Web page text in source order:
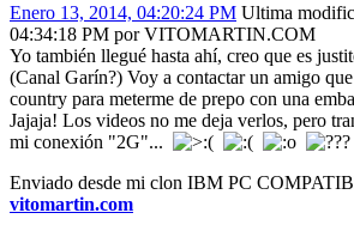
Enero 13, 2014, 04:20:24 PM Ultima
04:34:18 PM por VITOMARTIN.COM
Yo también llegué hasta ahí, creo que es
(Canal Garín?) Voy a contactar un amigo
country para meterme de prepo con una
Jajaja! Los videos no me deja verlos, pero
mi conexión "2G"...
Enviado desde mi clon IBM PC
vitomartin.com